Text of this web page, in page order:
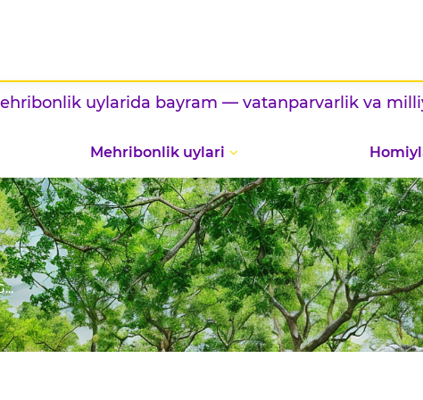
uylarida bayram — vatanparvarlik va milliy taomlar
Mehribonlik uylari